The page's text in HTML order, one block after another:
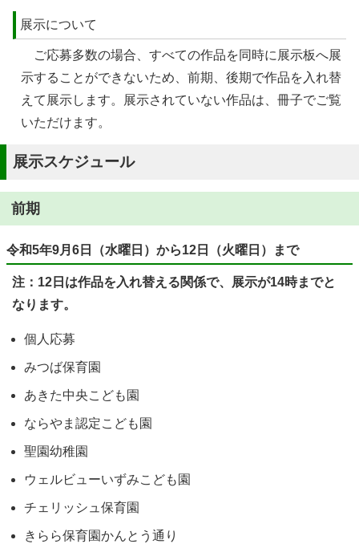
展示について
ご応募多数の場合、すべての作品を同時に展示板へ展
示することができないため、前期、後期で作品を入れ替
えて展示します。展示されていない作品は、冊子でご覧
いただけます。
展示スケジュール
前期
令和5年9月6日（水曜日）から12日（火曜日）まで
注：12日は作品を入れ替える関係で、展示が14時までと
なります。
個人応募
みつば保育園
あきた中央こども園
ならやま認定こども園
聖園幼稚園
ウェルビューいずみこども園
チェリッシュ保育園
きらら保育園かんとう通り